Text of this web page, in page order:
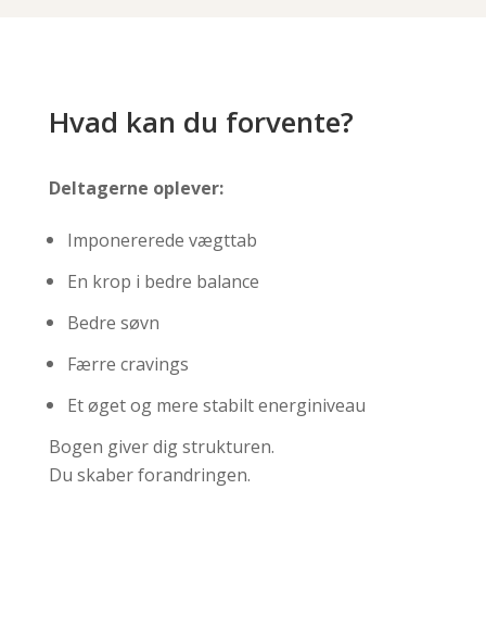
Hvad kan du forvente?
Deltagerne oplever:
Imponererede vægttab
En krop i bedre balance
Bedre søvn
Færre cravings
Et øget og mere stabilt energiniveau
Bogen giver dig strukturen.
Du skaber forandringen.